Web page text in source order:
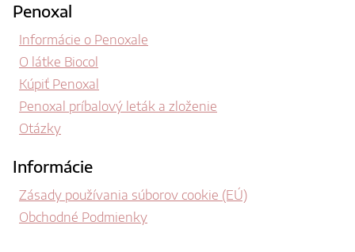
Penoxal
Informácie o Penoxale
O látke Biocol
Kúpiť Penoxal
Penoxal príbalový leták a zloženie
Otázky
Informácie
Zásady používania súborov cookie (EÚ)
Obchodné Podmienky